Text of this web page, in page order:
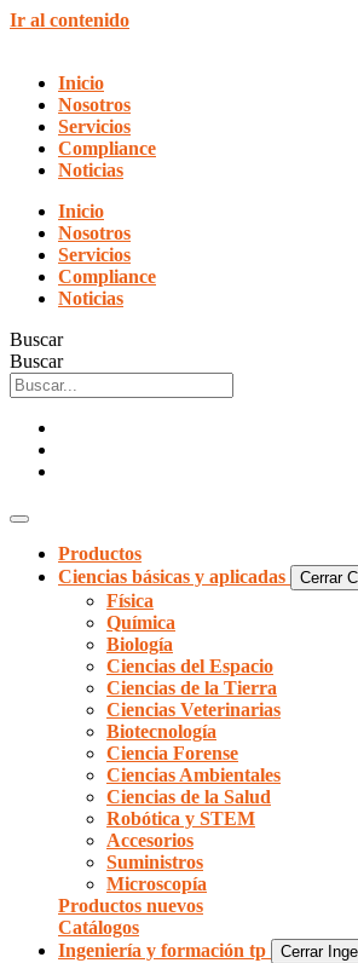
Ir al contenido
Inicio
Nosotros
Servicios
Compliance
Noticias
Inicio
Nosotros
Servicios
Compliance
Noticias
Buscar
Buscar
Productos
Ciencias básicas y aplicadas
Cerrar
Física
Química
Biología
Ciencias del Espacio
Ciencias de la Tierra
Ciencias Veterinarias
Biotecnología
Ciencia Forense
Ciencias Ambientales
Ciencias de la Salud
Robótica y STEM
Accesorios
Suministros
Microscopía
Productos nuevos
Catálogos
Ingeniería y formación tp
Cerrar